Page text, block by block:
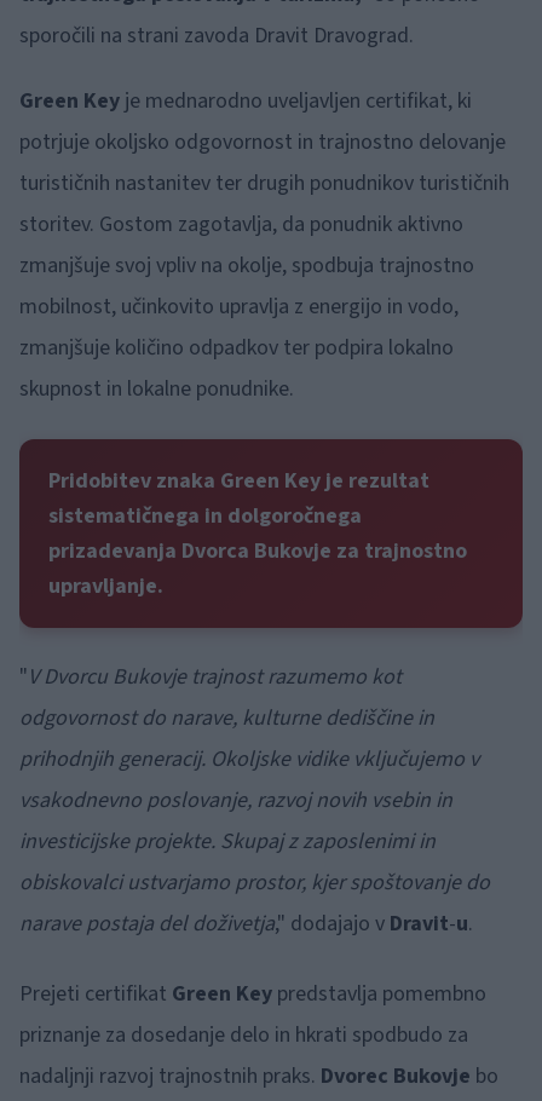
sporočili na strani zavoda Dravit Dravograd.
Green Key je mednarodno uveljavljen certifikat, ki
potrjuje okoljsko odgovornost in trajnostno delovanje
turističnih nastanitev ter drugih ponudnikov turističnih
storitev. Gostom zagotavlja, da ponudnik aktivno
zmanjšuje svoj vpliv na okolje, spodbuja trajnostno
mobilnost, učinkovito upravlja z energijo in vodo,
zmanjšuje količino odpadkov ter podpira lokalno
skupnost in lokalne ponudnike.
Pridobitev znaka Green Key je rezultat
sistematičnega in dolgoročnega
prizadevanja Dvorca Bukovje za trajnostno
upravljanje.
"V Dvorcu Bukovje trajnost razumemo kot
odgovornost do narave, kulturne dediščine in
prihodnjih generacij. Okoljske vidike vključujemo v
vsakodnevno poslovanje, razvoj novih vsebin in
investicijske projekte. Skupaj z zaposlenimi in
obiskovalci ustvarjamo prostor, kjer spoštovanje do
narave postaja del doživetja," dodajajo v Dravit-u.
Prejeti certifikat Green Key predstavlja pomembno
priznanje za dosedanje delo in hkrati spodbudo za
nadaljnji razvoj trajnostnih praks. Dvorec Bukovje bo